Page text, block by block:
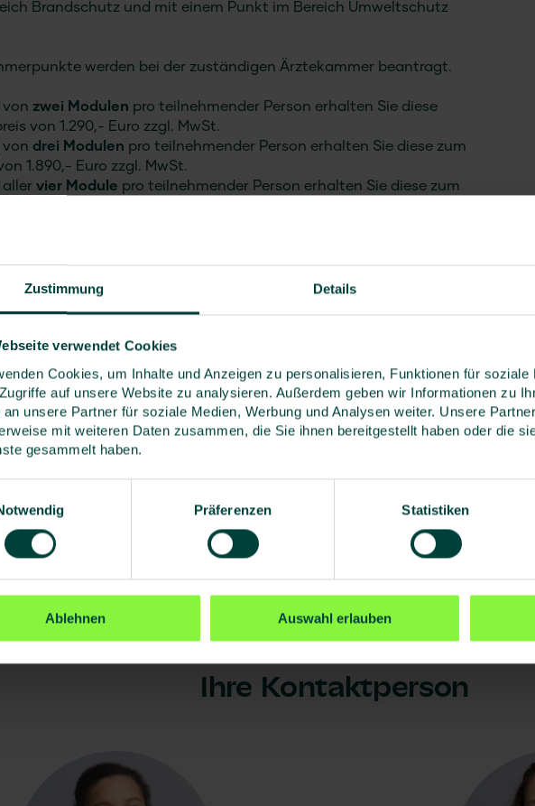
Zustimmung Details
verwendet Cookies
Cookies, um Inhalte und Anzeigen zu personalisieren, Funktionen für soziale
auf unsere Website zu analysieren. Außerdem geben wir Informationen zu
an unsere Partner für soziale Medien, Werbung und Analysen weiter. Unsere
mit weiteren Daten zusammen, die Sie ihnen bereitgestellt haben oder die
gesammelt haben.
Präferenzen Statistiken
Ablehnen Auswahl erlauben
Brandschutz und mit einem Punkt im Bereich Umweltschutz
werden bei der zuständigen Ärztekammer beantragt.
von zwei Modulen pro teilnehmender Person erhalten Sie diese
von 1.290,- Euro zzgl. MwSt.
von drei Modulen pro teilnehmender Person erhalten Sie diese zum
1.890,- Euro zzgl. MwSt.
aller vier Module pro teilnehmender Person erhalten Sie diese zum
2.390,- Euro zzgl. MwSt.
Ihre Kontaktperson